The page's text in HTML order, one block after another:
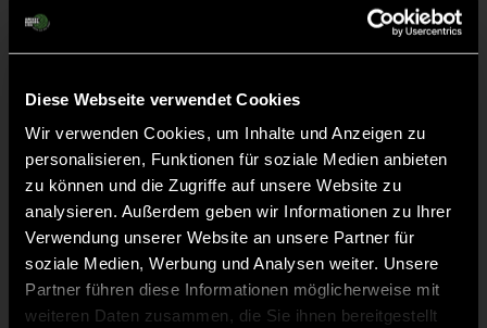
Diese Webseite verwendet Cookies
Wir verwenden Cookies, um Inhalte und Anzeigen zu
personalisieren, Funktionen für soziale Medien anbieten
zu können und die Zugriffe auf unsere Website zu
analysieren. Außerdem geben wir Informationen zu Ihrer
Verwendung unserer Website an unsere Partner für
soziale Medien, Werbung und Analysen weiter. Unsere
Partner führen diese Informationen möglicherweise mit
weiteren Daten zusammen, die Sie ihnen bereitgestellt
51
Lilith R.
Mascha B. 91
Staff